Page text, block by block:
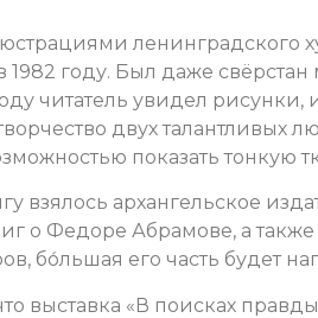
1982 году. Был даже
читатель увидел рисунки,
двух талантливых
показать тонкую
взялось архангельское
о Федоре Абрамове, а
бо́льшая его часть будет
выставка «В поисках